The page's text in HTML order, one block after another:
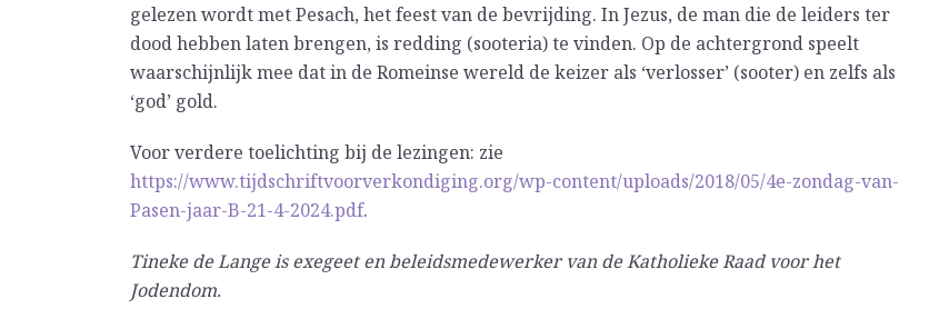
gelezen wordt met Pesach, het feest van de bevrijding. In Jezus, de man die de leiders ter
dood hebben laten brengen, is redding (sooteria) te vinden. Op de achtergrond speelt
waarschijnlijk mee dat in de Romeinse wereld de keizer als ‘verlosser’ (sooter) en zelfs als
‘god’ gold.
Voor verdere toelichting bij de lezingen: zie
https://www.tijdschriftvoorverkondiging.org/wp-content/uploads/2018/05/4e-zondag-van-
Pasen-jaar-B-21-4-2024.pdf.
Tineke de Lange is exegeet en beleidsmedewerker van de Katholieke Raad voor het
Jodendom.